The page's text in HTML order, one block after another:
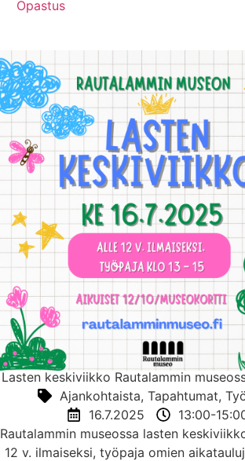
Opastus
Lasten keskiviikko Rautalammin
Ajankohtaista, Tapahtumat,
16.7.2025
13:00-
Rautalammin museossa lasten
12 v. ilmaiseksi, työpaja omien